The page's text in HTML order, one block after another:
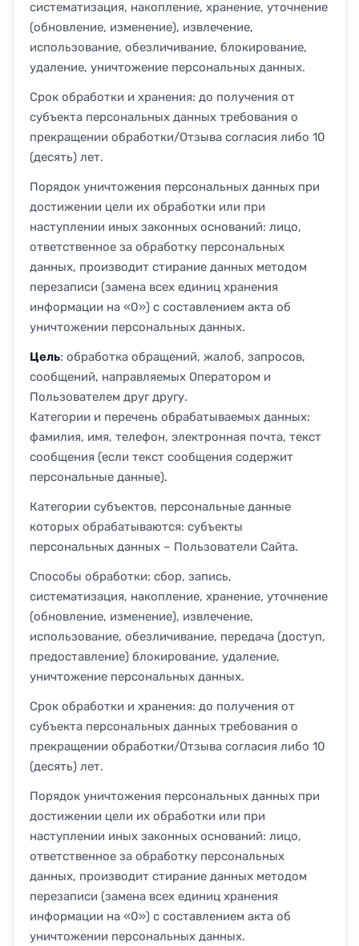
систематизация, накопление, хранение, уточнение
(обновление, изменение), извлечение,
использование, обезличивание, блокирование,
удаление, уничтожение персональных данных.
Срок обработки и хранения: до получения от
субъекта персональных данных требования о
прекращении обработки/Отзыва согласия либо 10
(десять) лет.
Порядок уничтожения персональных данных при
достижении цели их обработки или при
наступлении иных законных оснований: лицо,
ответственное за обработку персональных
данных, производит стирание данных методом
перезаписи (замена всех единиц хранения
информации на «0») с составлением акта об
уничтожении персональных данных.
Цель: обработка обращений, жалоб, запросов,
сообщений, направляемых Оператором и
Пользователем друг другу.
Категории и перечень обрабатываемых данных:
фамилия, имя, телефон, электронная почта, текст
сообщения (если текст сообщения содержит
персональные данные).
Категории субъектов, персональные данные
которых обрабатываются: субъекты
персональных данных – Пользователи Сайта.
Способы обработки: сбор, запись,
систематизация, накопление, хранение, уточнение
(обновление, изменение), извлечение,
использование, обезличивание, передача (доступ,
предоставление) блокирование, удаление,
уничтожение персональных данных.
Срок обработки и хранения: до получения от
субъекта персональных данных требования о
прекращении обработки/Отзыва согласия либо 10
(десять) лет.
Порядок уничтожения персональных данных при
достижении цели их обработки или при
наступлении иных законных оснований: лицо,
ответственное за обработку персональных
данных, производит стирание данных методом
перезаписи (замена всех единиц хранения
информации на «0») с составлением акта об
уничтожении персональных данных.